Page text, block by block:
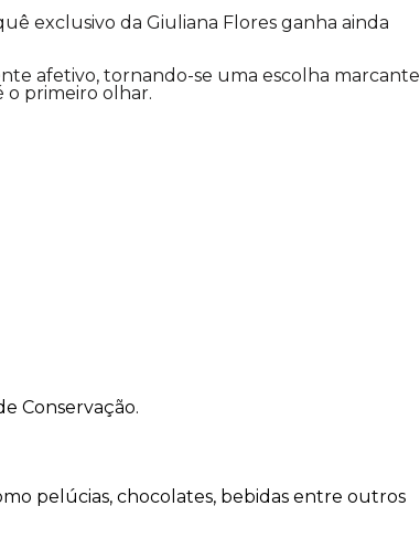
exclusivo da Giuliana Flores ganha ainda
afetivo, tornando-se uma escolha marcante
o primeiro olhar.
Conservação.
pelúcias, chocolates, bebidas entre outros